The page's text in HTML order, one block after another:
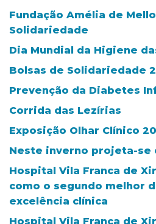
Fundação Amélia de
Solidariedade
Dia Mundial da Higiene
Bolsas de Solidariedade
Prevenção da Diabetes
Corrida das Lezírias
Exposição Olhar Clínico
Neste inverno projeta-se
Hospital Vila Franca de
como o segundo melhor
excelência clínica
Hospital Vila Franca de